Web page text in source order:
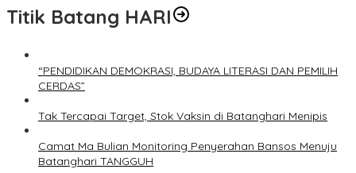
Titik Batang HARI
“PENDIDIKAN DEMOKRASI, BUDAYA LITERASI DAN PEMILIH
CERDAS”
Tak Tercapai Target, Stok Vaksin di Batanghari Menipis
Camat Ma Bulian Monitoring Penyerahan Bansos Menuju
Batanghari TANGGUH